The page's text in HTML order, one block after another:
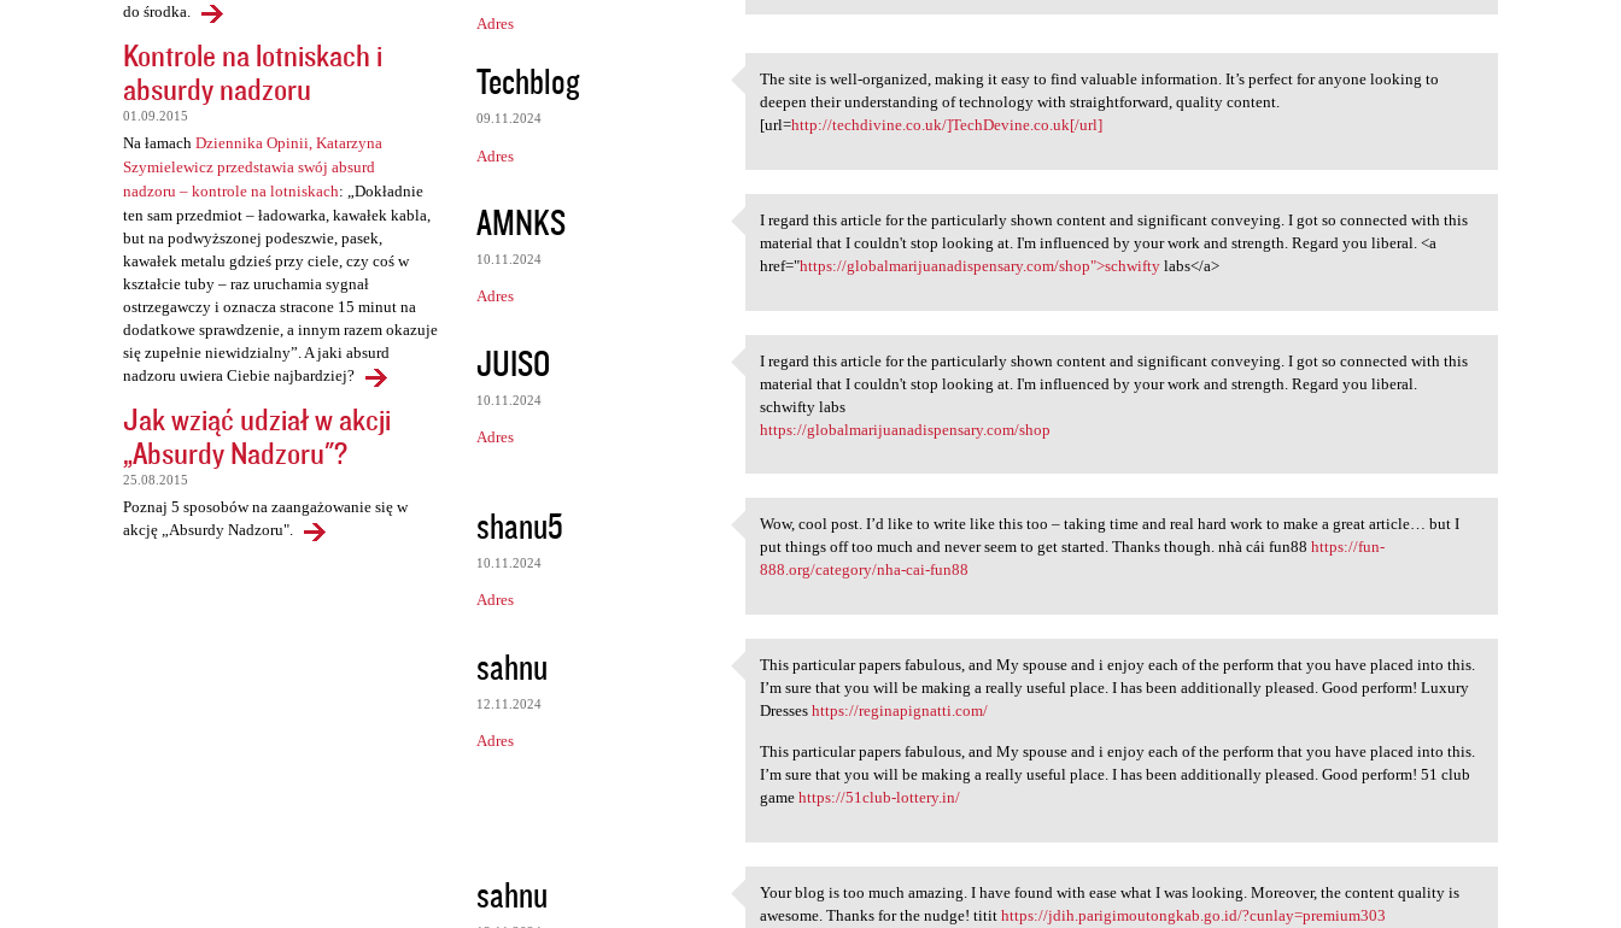
do środka.
Kontrole na lotniskach i
absurdy nadzoru
01.09.2015
Na łamach Dziennika Opinii, Katarzyna
Szymielewicz przedstawia swój absurd
nadzoru – kontrole na lotniskach: „Dokładnie
ten sam przedmiot – ładowarka, kawałek kabla,
but na podwyższonej podeszwie, pasek,
kawałek metalu gdzieś przy ciele, czy coś w
kształcie tuby – raz uruchamia sygnał
ostrzegawczy i oznacza stracone 15 minut na
dodatkowe sprawdzenie, a innym razem okazuje
się zupełnie niewidzialny”. A jaki absurd
nadzoru uwiera Ciebie najbardziej?
Jak wziąć udział w akcji
„Absurdy Nadzoru"?
25.08.2015
Poznaj 5 sposobów na zaangażowanie się w
akcję „Absurdy Nadzoru".
Adres
Techblog
09.11.2024
Adres
The site is well-organized,
The site is well-organized, making it easy to find valuable information. It’s perfect for anyone looking to
deepen their understanding of technology with straightforward, quality content.
[url=http://techdivine.co.uk/]TechDevine.co.uk[/url]
AMNKS
10.11.2024
Adres
I regard this article for the
I regard this article for the particularly shown content and significant conveying. I got so connected with this
material that I couldn't stop looking at. I'm influenced by your work and strength. Regard you liberal. <a
href="https://globalmarijuanadispensary.com/shop">schwifty labs</a>
JUISO
10.11.2024
Adres
I regard this article for the
I regard this article for the particularly shown content and significant conveying. I got so connected with this
material that I couldn't stop looking at. I'm influenced by your work and strength. Regard you liberal.
schwifty labs
https://globalmarijuanadispensary.com/shop
shanu5
10.11.2024
Adres
Wow, cool post. I’d like to
Wow, cool post. I’d like to write like this too – taking time and real hard work to make a great article… but I
put things off too much and never seem to get started. Thanks though. nhà cái fun88https://fun-
888.org/category/nha-cai-fun88
sahnu
12.11.2024
Adres
This particular papers
This particular papers fabulous, and My spouse and i enjoy each of the perform that you have placed into this.
I’m sure that you will be making a really useful place. I has been additionally pleased. Good perform! Luxury
Dresseshttps://reginapignatti.com/
This particular papers fabulous, and My spouse and i enjoy each of the perform that you have placed into this.
I’m sure that you will be making a really useful place. I has been additionally pleased. Good perform! 51 club
gamehttps://51club-lottery.in/
sahnu Your blog is too much amazing
Your blog is too much amazing. I have found with ease what I was looking. Moreover, the content quality is
awesome. Thanks for the nudge! titithttps://jdih.parigimoutongkab.go.id/?cunlay=premium303